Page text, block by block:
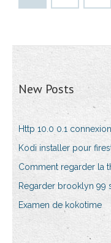
New Posts
Http 10.0 0.1
Kodi installer pour
Comment regarder la
Regarder brooklyn 99
Examen de kokotime